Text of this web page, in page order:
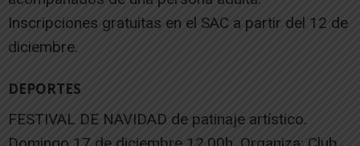
Inscripciones gratuitas en el SAC a partir del 12 de
diciembre.
DEPORTES
FESTIVAL DE NAVIDAD de patinaje artístico.